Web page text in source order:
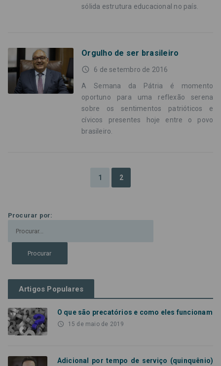
sólida estrutura educacional no país.
Orgulho de ser brasileiro
access_time 6 de setembro de 2016
A Semana da Pátria é momento
oportuno para uma reflexão serena
sobre os sentimentos patrióticos e
cívicos presentes hoje entre o povo
brasileiro.
1 2
Procurar por:
Artigos Populares
O que são precatórios e como eles funcionam
access_time 15 de maio de 2019
Adicional por tempo de serviço (quinquênio)